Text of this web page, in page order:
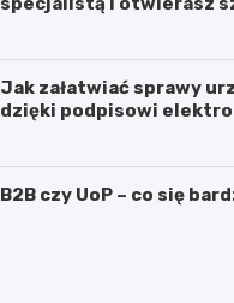
Jak załatwiać sprawy
dzięki podpisowi
B2B czy UoP – co się